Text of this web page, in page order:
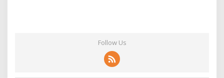
Follow Us